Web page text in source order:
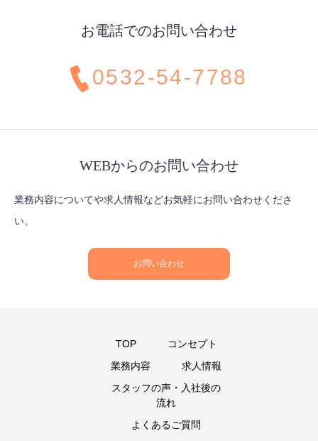
お電話でのお問い合わせ
0532-54-7788
WEBからのお問い合わせ
業務内容についてや求人情報などお気軽にお問い合わせくださ
い。
お問い合わせ
TOP
コンセプト
業務内容
求人情報
スタッフの声・入社後の
流れ
よくあるご質問